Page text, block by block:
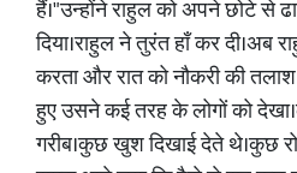
हैं।"उन्होंने राहुल को अपने छोटे से
दिया।राहुल ने तुरंत हाँ कर दी।अब
करता और रात को नौकरी की
हुए उसने कई तरह के लोगों को
गरीब।कुछ खुश दिखाई देते थे।कुछ